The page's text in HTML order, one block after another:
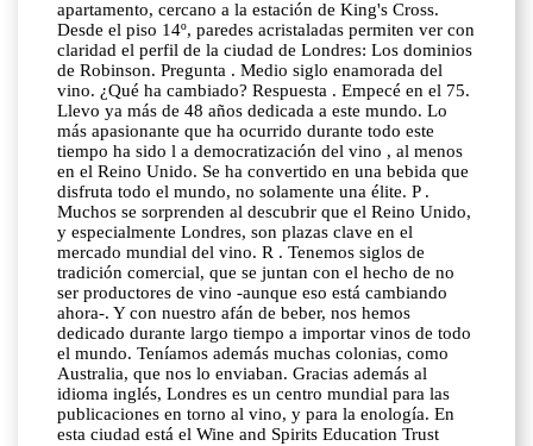
apartamento, cercano a la estación de King's Cross.
Desde el piso 14º, paredes acristaladas permiten ver con
claridad el perfil de la ciudad de Londres: Los dominios
de Robinson. Pregunta . Medio siglo enamorada del
vino. ¿Qué ha cambiado? Respuesta . Empecé en el 75.
Llevo ya más de 48 años dedicada a este mundo. Lo
más apasionante que ha ocurrido durante todo este
tiempo ha sido l a democratización del vino , al menos
en el Reino Unido. Se ha convertido en una bebida que
disfruta todo el mundo, no solamente una élite. P .
Muchos se sorprenden al descubrir que el Reino Unido,
y especialmente Londres, son plazas clave en el
mercado mundial del vino. R . Tenemos siglos de
tradición comercial, que se juntan con el hecho de no
ser productores de vino -aunque eso está cambiando
ahora-. Y con nuestro afán de beber, nos hemos
dedicado durante largo tiempo a importar vinos de todo
el mundo. Teníamos además muchas colonias, como
Australia, que nos lo enviaban. Gracias además al
idioma inglés, Londres es un centro mundial para las
publicaciones en torno al vino, y para la enología. En
esta ciudad está el Wine and Spirits Education Trust